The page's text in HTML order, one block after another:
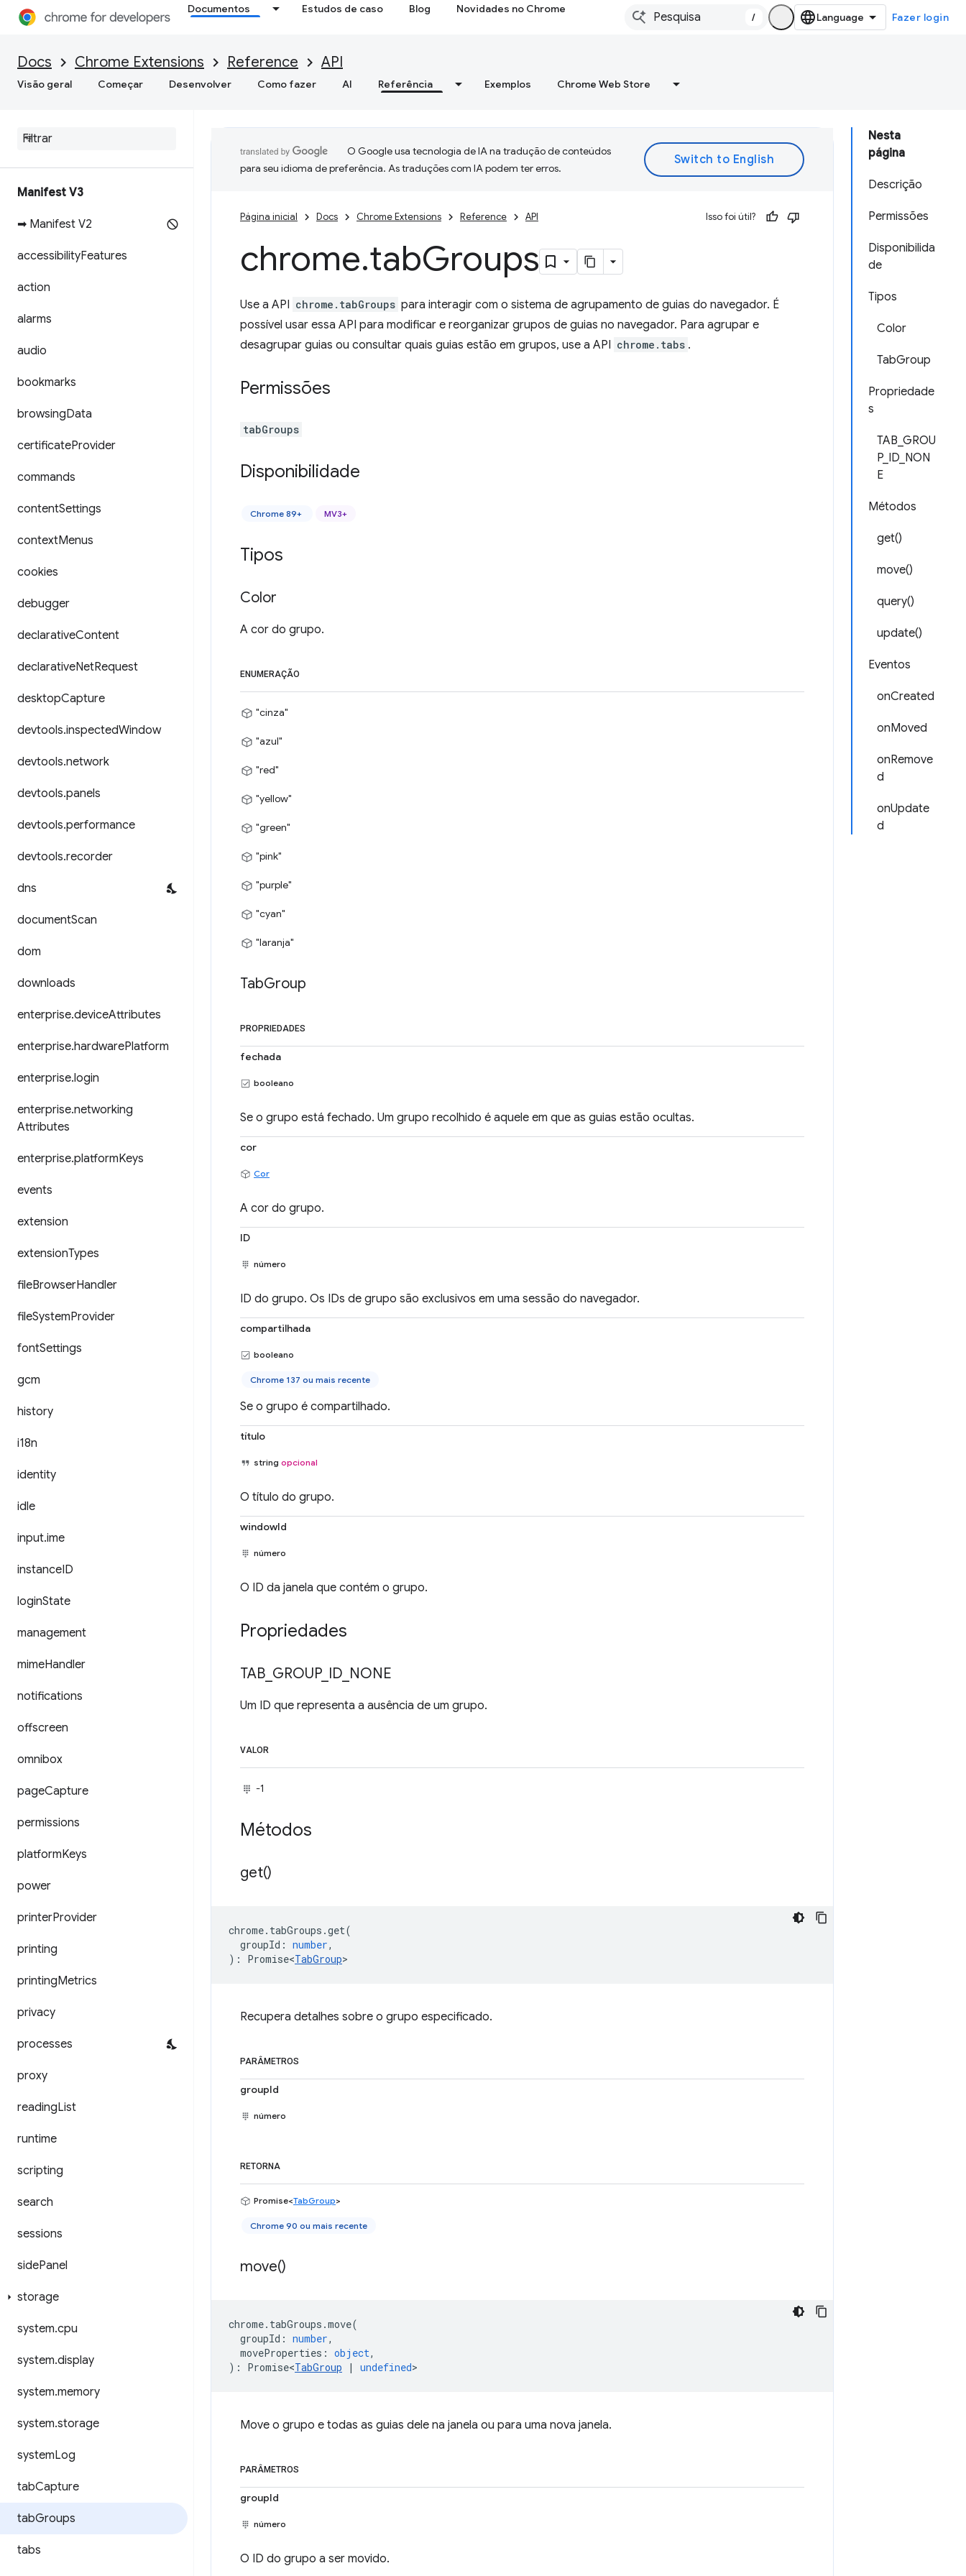
Documentos Estudos de caso Blog Novidades no Chrome
/ Fazer login
Docs Chrome Extensions Reference API
Visão geral Começar Desenvolver Como fazer AI Referência Exemplos Chrome Web Store
Manifest V3
➡ Manifest V2
accessibilityFeatures
action
alarms
audio
bookmarks
browsingData
certificateProvider
commands
contentSettings
contextMenus
cookies
debugger
declarativeContent
declarativeNetRequest
desktopCapture
devtools.inspectedWindow
devtools.network
devtools.panels
devtools.performance
devtools.recorder
dns
documentScan
dom
downloads
enterprise.deviceAttributes
enterprise.hardwarePlatform
enterprise.login
enterprise.networking
Attributes
enterprise.platformKeys
events
extension
extensionTypes
fileBrowserHandler
fileSystemProvider
fontSettings
gcm
history
i18n
identity
idle
input.ime
instanceID
loginState
management
mimeHandler
notifications
offscreen
omnibox
pageCapture
permissions
platformKeys
power
printerProvider
printing
printingMetrics
privacy
processes
proxy
readingList
runtime
scripting
search
sessions
sidePanel
storage
system.cpu
system.display
system.memory
system.storage
systemLog
tabCapture
tabGroups
tabs
Nesta
página
Descrição
Permissões
Disponibilida
de
Tipos
Color
TabGroup
Propriedade
s
TAB_GROU
P_ID_NON
E
Métodos
get()
move()
query()
update()
Eventos
onCreated
onMoved
onRemove
d
onUpdate
d
O Google usa tecnologia de IA na tradução de conteúdos
para seu idioma de preferência. As traduções com IA podem ter erros.
Página inicial Docs Chrome Extensions Reference API Isso foi útil?
chrome.tabGroups
Use a API chrome.tabGroups para interagir com o sistema de agrupamento de guias do navegador. É
possível usar essa API para modificar e reorganizar grupos de guias no navegador. Para agrupar e
desagrupar guias ou consultar quais guias estão em grupos, use a API chrome.tabs .
Permissões
tabGroups
Disponibilidade
Chrome 89+ MV3+
Tipos
Color
A cor do grupo.
ENUMERAÇÃO
"cinza"
"azul"
"red"
"yellow"
"green"
"pink"
"purple"
"cyan"
"laranja"
TabGroup
PROPRIEDADES
fechada
booleano
Se o grupo está fechado. Um grupo recolhido é aquele em que as guias estão ocultas.
cor
Cor
A cor do grupo.
ID
número
ID do grupo. Os IDs de grupo são exclusivos em uma sessão do navegador.
compartilhada
booleano
Chrome 137 ou mais recente
Se o grupo é compartilhado.
título
string opcional
O título do grupo.
windowId
número
O ID da janela que contém o grupo.
Propriedades
TAB GROUP_ ID NONE
Um ID que representa a ausência de um grupo.
VALOR
-1
Métodos
get()
chrome. tabGroups .get(
groupId : number,
) : Promise<TabGroup>
Recupera detalhes sobre o grupo especificado.
PARÂMETROS
groupId
número
RETORNA
Promise<TabGroup>
Chrome 90 ou mais recente
move()
chrome. tabGroups .move(
groupId : number,
moveProperties : object,
) : Promise<TabGroup | undefined>
Move o grupo e todas as guias dele na janela ou para uma nova janela.
PARÂMETROS
groupId
número
O ID do grupo a ser movido.